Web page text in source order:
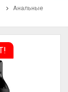
Анальные